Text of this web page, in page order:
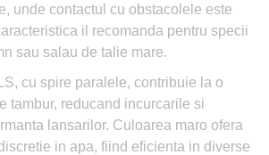
unde contactul cu obstacolele este
il recomanda pentru specii
sau salau de talie mare.
cu spire paralele, contribuie la o
tambur, reducand incurcarile si
lansarilor. Culoarea maro ofera
in apa, fiind eficienta in diverse